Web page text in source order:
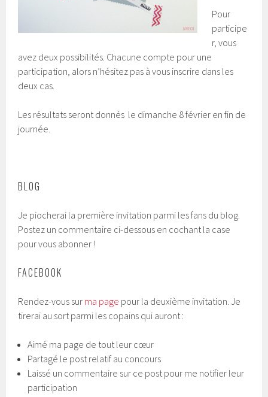
Pour
participe
r, vous
avez deux possibilités. Chacune compte pour une
participation, alors n’hésitez pas à vous inscrire dans les
deux cas.
Les résultats seront donnés le dimanche 8 février en fin de
journée.
BLOG
Je piocherai la première invitation parmi les fans du blog.
Postez un commentaire ci-dessous en cochant la case
pour vous abonner !
FACEBOOK
Rendez-vous sur ma page pour la deuxième invitation. Je
tirerai au sort parmi les copains qui auront :
Aimé ma page de tout leur cœur
Partagé le post relatif au concours
Laissé un commentaire sur ce post pour me notifier leur
participation